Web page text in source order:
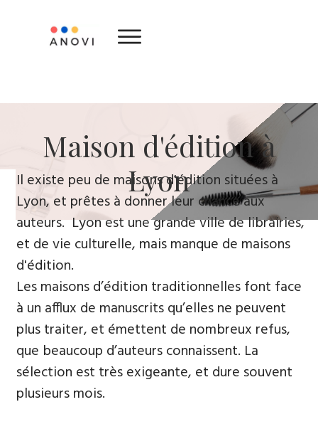
​Maison d'édition ​à
Lyon
​Il existe peu de maisons d'édition situées à
Lyon, et prêtes à donner leur chance aux
auteurs. Lyon est une grande ville de librairies,
et de vie culturelle, mais manque de maisons
d'édition.
Les maisons d’édition traditionnelles font face
à un afflux de manuscrits qu’elles ne peuvent
plus traiter, et émettent de nombreux refus,
que beaucoup d’auteurs connaissent. La
sélection est très exigeante, et dure souvent
plusieurs mois.